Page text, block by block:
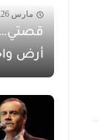
مارس 26, 2026
قصتي…
أرض